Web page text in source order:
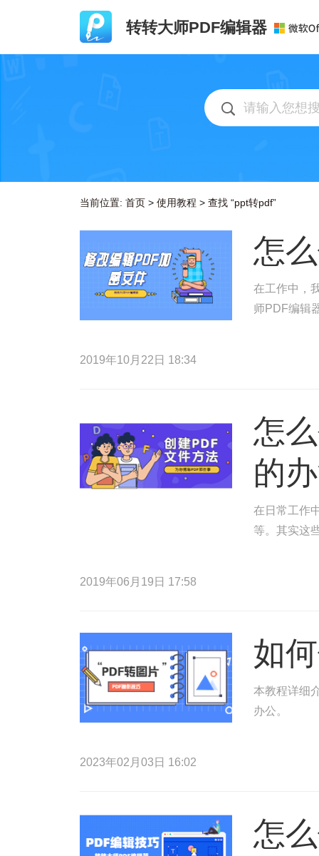
转转大师PDF编辑器
当前位置: 首页 > 使用教程 > 查找 “ppt转pdf”
怎
在工作中，
师PDF编辑
2019年10月22日 18:34
怎
的
在日常工作
等。其实这
2019年06月19日 17:58
如
本教程详细
办公。
2023年02月03日 16:02
怎